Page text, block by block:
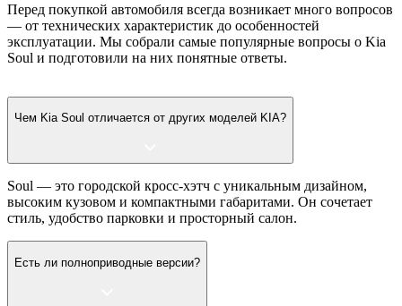
Перед покупкой автомобиля всегда возникает много вопросов
— от технических характеристик до особенностей
эксплуатации. Мы собрали самые популярные вопросы о Kia
Soul и подготовили на них понятные ответы.
Чем Kia Soul отличается от других моделей KIA?
Soul — это городской кросс-хэтч с уникальным дизайном,
высоким кузовом и компактными габаритами. Он сочетает
стиль, удобство парковки и просторный салон.
Есть ли полноприводные версии?